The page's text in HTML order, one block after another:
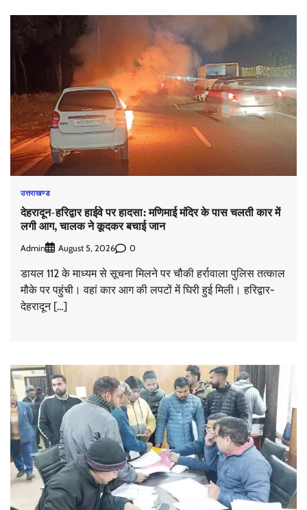
उत्तराखण्ड
देहरादून-हरिद्वार हाईवे पर हादसा: मणिमाई मंदिर के पास चलती कार में
लगी आग, चालक ने कूदकर बचाई जान
Admin August 5, 2026 0
डायल 112 के माध्यम से सूचना मिलने पर चौकी हर्रावाला पुलिस तत्काल
मौके पर पहुंची। वहां कार आग की लपटों में घिरी हुई मिली। हरिद्वार-
देहरादून […]